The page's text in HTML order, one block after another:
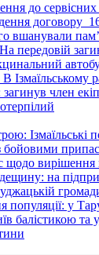
до
договору
вшанували
На передовій
В Ізмаїльському
член
бойовими
щодо вирішення
на
популяції: у
балістикою